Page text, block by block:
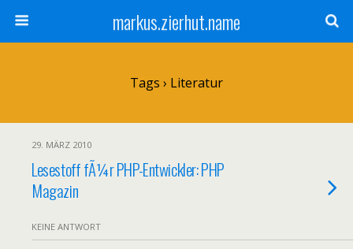
markus.zierhut.name
Tags › Literatur
29. MÄRZ 2010
Lesestoff fÃ¼r PHP-Entwickler: PHP
Magazin
KEINE ANTWORT